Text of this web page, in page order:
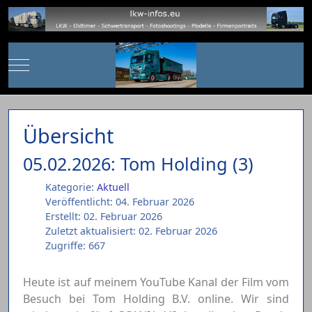
Mobile Menu Toggle
Übersicht
05.02.2026: Tom Holding (3)
Kategorie: Aktuell
Veröffentlicht: 04. Februar 2026
Erstellt: 02. Februar 2026
Zuletzt aktualisiert: 02. Februar 2026
Zugriffe: 667
Heute ist auf meinem YouTube Kanal der Film vom
Besuch bei Tom Holding B.V. online. Wir sind